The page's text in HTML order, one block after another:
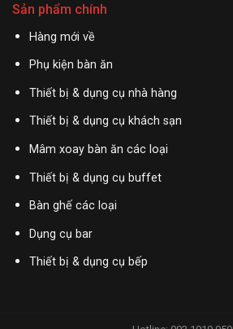
Sản phẩm chính
Hàng mới về
Phụ kiện bàn ăn
Thiết bị & dụng cụ nhà hàng
Thiết bị & dụng cụ khách sạn
Mâm xoay bàn ăn các loại
Thiết bị & dụng cụ buffet
Bàn ghế các loại
Dụng cụ bar
Thiết bị & dụng cụ bếp